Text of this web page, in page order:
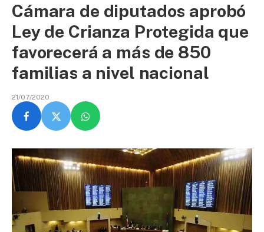
Cámara de diputados aprobó
Ley de Crianza Protegida que
favorecerá a más de 850
familias a nivel nacional
21/07/2020